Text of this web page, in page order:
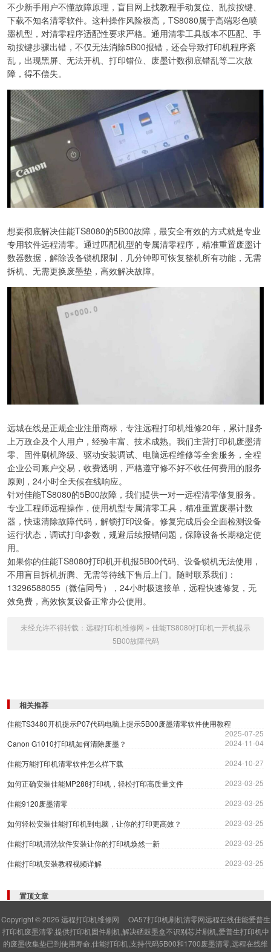
不少新手用户不懂故障原理，盲目网上找教程手动复位、乱按按键、
下载不知名清零软件。这种操作风险极高，TS8080属于高端彩色喷
墨机型，对清零程序适配性要求严格。通用清零工具版本不匹配、手
动按键步骤出错，不仅无法消除5B00报错，还会导致打印机程序紊
乱，出现黑屏、无法开机、打印错位、废墨计数彻底错乱等二次故
障，得不偿失。
想要彻底解决佳能TS8080的5B00故障，最安全有效的方式就是专业
专用软件远程清零。通过匹配机型的专属清零程序，精准重置废墨计
数器数据，解除设备锁机限制，几分钟即可恢复整机所有功能，无需
拆机、无需更换废墨垫，高效解决故障。
远城在线是正规企业注册商标，专注远程打印机维修20年，累计服务
上万政企及个人用户，经验丰富、技术成熟。我们主营打印机废墨清
零、固件刷机降级、驱动安装调试、电脑远程维修等全套服务，全程
企业公司账户交易，收费透明，严格遵守修不好不收任何费用的服务
原则，24小时全天候在线响应。
针对佳能TS8080的5B00故障，我们提供一对一远程清零修复服务。
专业工程师远程操作，使用机型专属清零工具，精准重置废墨计数
器，快速清除故障代码，解锁打印设备。修复完成后会全面检测设备
运行状态，调试打印参数，规避后续报错问题，保障设备长期稳定使
用。
如果你的佳能TS8080打印机开机报5B00代码、设备锁机无法使用，
不用盲目拆机折腾、无需等待线下售后上门。随时联系我们：
13296588055（微信同号），24小时极速接单，远程快速修复，无
效免费，高效恢复设备正常办公使用。
未经允许不得转载： 远程打印机维修网 » 佳能TS8080打印机一开机提示
5B00故障代码
相关推荐
佳能TS3480开机提示P07代码电脑上提示5B00废墨清零软件使用教程
2025-07-25
Canon G1010打印机如何清除废墨？
2024-11-04
佳能万能打印机清零软件怎么样下载
2024-10-27
如何正确安装佳能MP288打印机，轻松打印高质量文件
2023-03-25
佳能9120废墨清零
2023-03-25
如何轻松安装佳能打印机到电脑，让你的打印更高效？
2023-03-25
佳能打印机清洗软件安装让你的打印机焕然一新
2023-03-25
佳能打印机安装教程视频详解
2023-03-25
置顶文章
Copyright © 2026 远程打印机维修网
OA57打印机刷机清零网远程在线佳能爱普生
打印机废墨清零,提供打印机固件刷机,解决硒鼓墨盒不识别芯片刷机,爱普生打印机中
的废墨收集垫已到使用寿命,佳能打印机,支持代码5B00和1700废墨清零,远程在线维